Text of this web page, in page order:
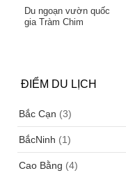
Du ngoạn vườn quốc
gia Tràm Chim
ĐIỂM DU LỊCH
Bắc Cạn (3)
BắcNinh (1)
Cao Bằng (4)